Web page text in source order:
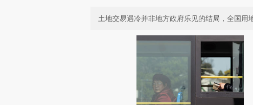
土地交易遇冷并非地方政府乐见的结局，全国